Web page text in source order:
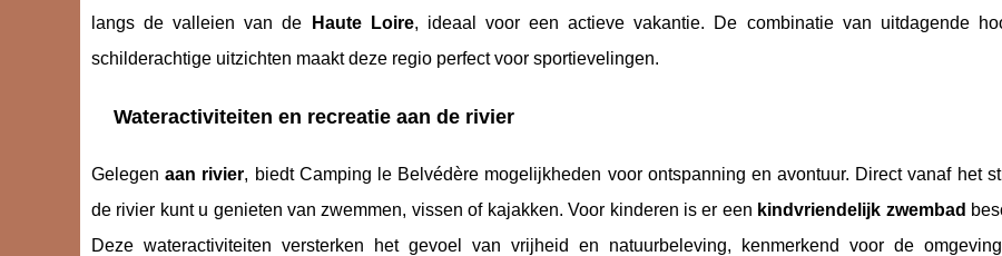
langs de valleien van de
Haute Loire, ideaal voor een actieve vakantie. De combinatie van uitdagende
schilderachtige uitzichten maakt deze regio perfect voor sportievelingen.
Wateractiviteiten en recreatie aan de rivier
Gelegenaan rivier, biedt Camping le Belvédère mogelijkheden voor ontspanning en avontuur. Direct vanaf het
de rivier kunt u genieten van zwemmen, vissen of kajakken. Voor kinderen is er een kindvriendelijk zwembad
Deze wateractiviteiten versterken het gevoel van vrijheid en natuurbeleving, kenmerkend voor de